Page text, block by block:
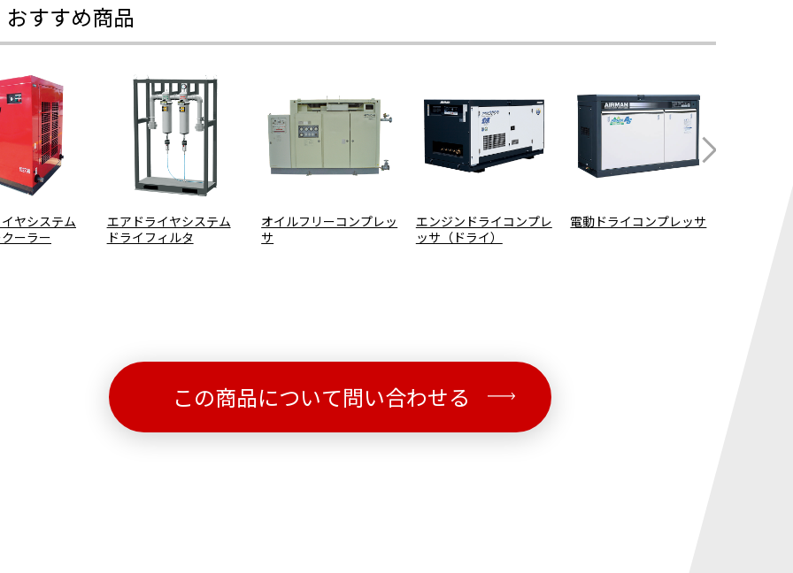
すすめ商品
ヤシステム
ーラー
エアドライヤシステム
ドライフィルタ
オイルフリーコンプレッ
サ
エンジンドライコンプレ
ッサ（ドライ）
電動ドライコンプレッサ
この商品について問い合わせる